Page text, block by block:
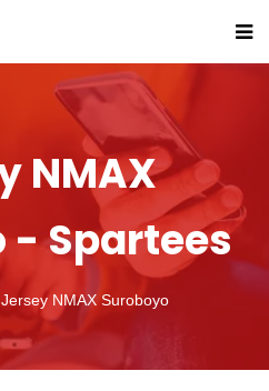
NMAX
- Spartees
Jersey NMAX Suroboyo